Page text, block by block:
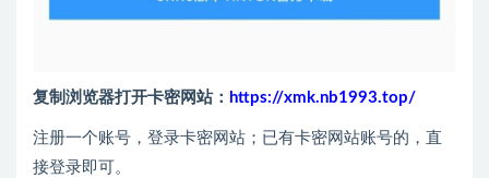
复制浏览器打开卡密网站： https://xmk.nb1993.top/
注册一个账号，登录卡密网站；已有卡密网站账号的，直
接登录即可。